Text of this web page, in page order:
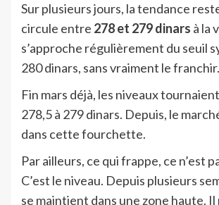
Sur plusieurs jours, la tendance
circule entre 278 et 279 dinars à la
s’approche régulièrement du seuil
280 dinars, sans vraiment le franchir.
Fin mars déjà, les niveaux
278,5 à 279 dinars. Depuis, le
dans cette fourchette.
Par ailleurs, ce qui frappe, ce n’est
C’est le niveau. Depuis plusieurs
se maintient dans une zone haute. Il